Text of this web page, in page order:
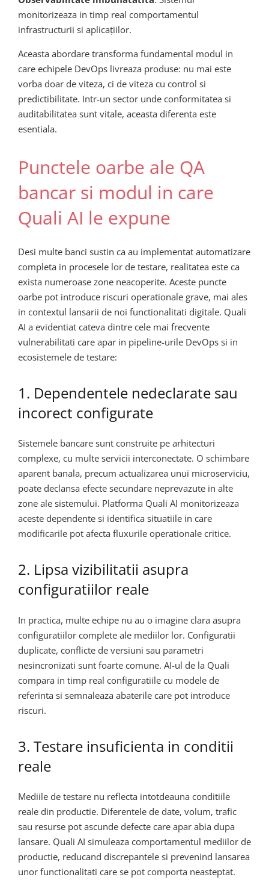
monitorizeaza in timp real comportamentul
infrastructurii si aplicațiilor.
Aceasta abordare transforma fundamental modul in
care echipele DevOps livreaza produse: nu mai este
vorba doar de viteza, ci de viteza cu control si
predictibilitate. Intr-un sector unde conformitatea si
auditabilitatea sunt vitale, aceasta diferenta este
esentiala.
Punctele oarbe ale QA
bancar si modul in care
Quali AI le expune
Desi multe banci sustin ca au implementat automatizare
completa in procesele lor de testare, realitatea este ca
exista numeroase zone neacoperite. Aceste puncte
oarbe pot introduce riscuri operationale grave, mai ales
in contextul lansarii de noi functionalitati digitale. Quali
AI a evidentiat cateva dintre cele mai frecvente
vulnerabilitati care apar in pipeline-urile DevOps si in
ecosistemele de testare:
1. Dependentele nedeclarate sau
incorect configurate
Sistemele bancare sunt construite pe arhitecturi
complexe, cu multe servicii interconectate. O schimbare
aparent banala, precum actualizarea unui microserviciu,
poate declansa efecte secundare neprevazute in alte
zone ale sistemului. Platforma Quali AI monitorizeaza
aceste dependente si identifica situatiile in care
modificarile pot afecta fluxurile operationale critice.
2. Lipsa vizibilitatii asupra
configuratiilor reale
In practica, multe echipe nu au o imagine clara asupra
configuratiilor complete ale mediilor lor. Configuratii
duplicate, conflicte de versiuni sau parametri
nesincronizati sunt foarte comune. AI-ul de la Quali
compara in timp real configuratiile cu modele de
referinta si semnaleaza abaterile care pot introduce
riscuri.
3. Testare insuficienta in conditii
reale
Mediile de testare nu reflecta intotdeauna conditiile
reale din productie. Diferentele de date, volum, trafic
sau resurse pot ascunde defecte care apar abia dupa
lansare. Quali AI simuleaza comportamentul mediilor de
productie, reducand discrepantele si prevenind lansarea
unor functionalitati care se pot comporta neasteptat.